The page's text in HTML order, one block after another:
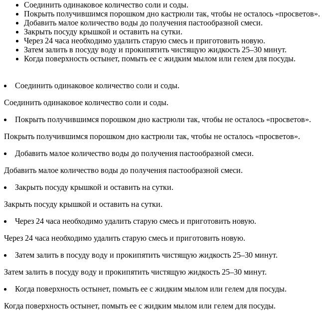
Соединить одинаковое количество соли и соды.
Покрыть получившимся порошком дно кастрюли так, чтобы не осталось «просветов».
Добавить малое количество воды до получения пастообразной смеси.
Закрыть посуду крышкой и оставить на сутки.
Через 24 часа необходимо удалить старую смесь и приготовить новую.
Затем залить в посуду воду и прокипятить чистящую жидкость 25–30 минут.
Когда поверхность остынет, помыть ее с жидким мылом или гелем для посуды.
Соединить одинаковое количество соли и соды.
Соединить одинаковое количество соли и соды.
Покрыть получившимся порошком дно кастрюли так, чтобы не осталось «просветов».
Покрыть получившимся порошком дно кастрюли так, чтобы не осталось «просветов».
Добавить малое количество воды до получения пастообразной смеси.
Добавить малое количество воды до получения пастообразной смеси.
Закрыть посуду крышкой и оставить на сутки.
Закрыть посуду крышкой и оставить на сутки.
Через 24 часа необходимо удалить старую смесь и приготовить новую.
Через 24 часа необходимо удалить старую смесь и приготовить новую.
Затем залить в посуду воду и прокипятить чистящую жидкость 25–30 минут.
Затем залить в посуду воду и прокипятить чистящую жидкость 25–30 минут.
Когда поверхность остынет, помыть ее с жидким мылом или гелем для посуды.
Когда поверхность остынет, помыть ее с жидким мылом или гелем для посуды.